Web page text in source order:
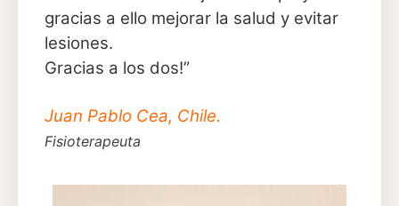
gracias a ello mejorar la salud y evitar
lesiones.
Gracias a los dos!”
Juan Pablo Cea, Chile.
Fisioterapeuta